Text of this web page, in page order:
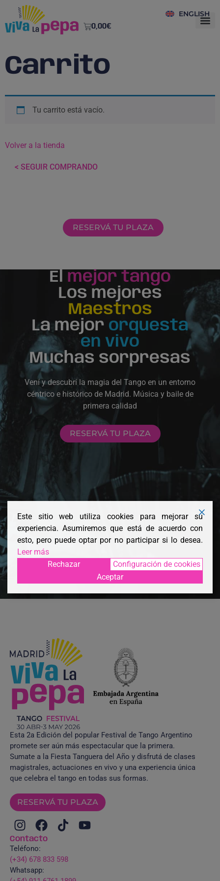
ENGLISH
0,00€
Carrito
Tu carrito está vacío.
Volver a la tienda
< SEGUIR COMPRANDO
RESERVÁ TU PLAZA
El mejor tango
Los mejores
Maestros
La mejor orquesta
en vivo
Muchas sorpresas
Vení y descubrí la magia del Tango en un entorno
céntrico e histórico de Madrid. Música y baile de
primera calidad
RESERVÁ TU PLAZA
Esta 2a Edición del popular Festival de Tango Argentino
promete ser aún más espectacular que la primera.
Sumate a la Fiesta Tanguera del Año y disfrutá de clases
magistrales, actuaciones en vivo y una experiencia única
que celebra el tango en todas sus formas.
RESERVÁ TU PLAZA
Contacto
Teléfono:
(+34) 678 833 598
Whatsapp:
Este sitio web utiliza cookies para mejorar su
experiencia. Asumiremos que está de acuerdo con
esto, pero puede optar por no participar si lo desea.
Leer más
Rechazar
Configuración de cookies
Aceptar